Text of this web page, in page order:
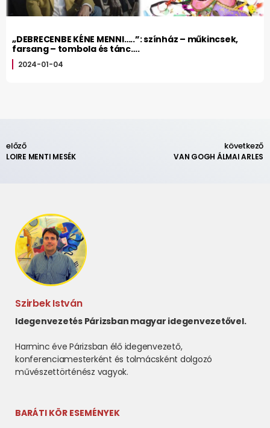
„DEBRECENBE KÉNE MENNI…..”: színház – műkincsek,
farsang – tombola és tánc….
2024-01-04
előző
LOIRE MENTI MESÉK
következő
VAN GOGH ÁLMAI ARLES
Szirbek István
Idegenvezetés Párizsban magyar idegenvezetővel.
Harminc éve Párizsban élő idegenvezető,
konferenciamesterként és tolmácsként dolgozó
művészettörténész vagyok.
BARÁTI KÖR ESEMÉNYEK